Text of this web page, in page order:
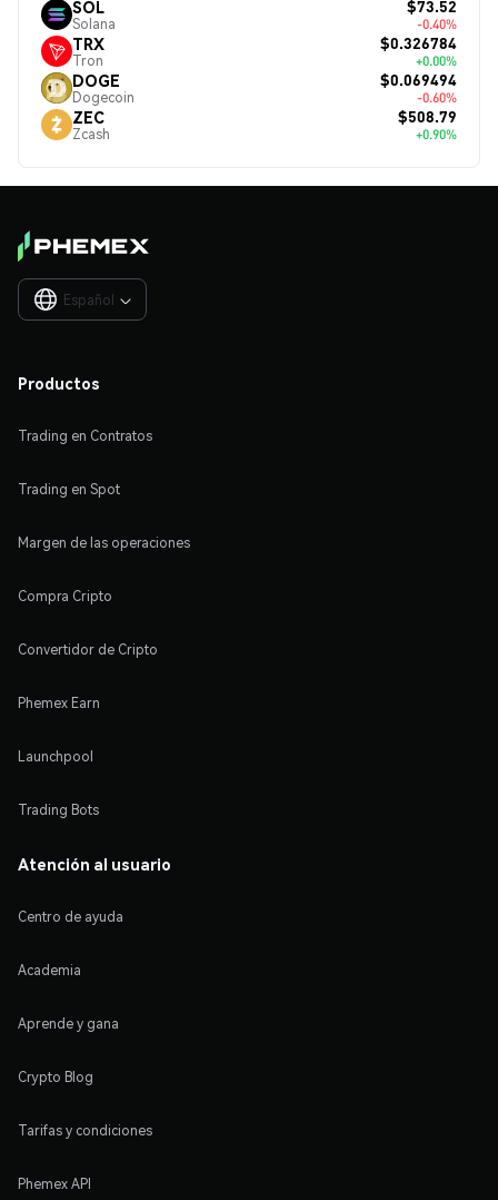
SOL
Solana
$73.52
-0.40%
TRX
Tron
$0.326784
+0.00%
DOGE
Dogecoin
$0.069494
-0.60%
ZEC
Zcash
$508.79
+0.90%
Español 
Productos
Trading en Contratos
Trading en Spot
Margen de las operaciones
Compra Cripto
Convertidor de Cripto
Phemex Earn
Launchpool
Trading Bots
Atención al usuario
Centro de ayuda
Academia
Aprende y gana
Crypto Blog
Tarifas y condiciones
Phemex API